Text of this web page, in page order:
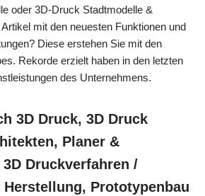
oder 3D-Druck Stadtmodelle &
mit den neuesten Funktionen und
Diese erstehen Sie mit den
Rekorde erzielt haben in den letzten
des Unternehmens.
3D Druck, 3D Druck
Planer &
Druckverfahren /
Herstellung, Prototypenbau